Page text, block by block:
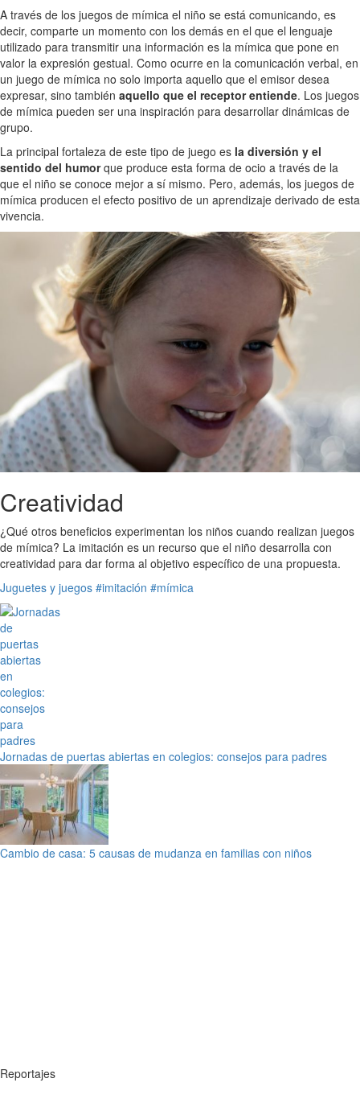
A través de los juegos de mímica el niño se está comunicando, es
decir, comparte un momento con los demás en el que el lenguaje
utilizado para transmitir una información es la mímica que pone en
valor la expresión gestual. Como ocurre en la comunicación verbal, en
un juego de mímica no solo importa aquello que el emisor desea
expresar, sino también aquello que el receptor entiende. Los juegos
de mímica pueden ser una inspiración para desarrollar dinámicas de
grupo.
La principal fortaleza de este tipo de juego es la diversión y el
sentido del humorque produce esta forma de ocio a través de la
que el niño se conoce mejor a sí mismo. Pero, además, los juegos de
mímica producen el efecto positivo de un aprendizaje derivado de esta
vivencia.
Creatividad
¿Qué otros beneficios experimentan los niños cuando realizan juegos
de mímica? La imitación es un recurso que el niño desarrolla con
creatividad para dar forma al objetivo específico de una propuesta.
Juguetes y juegos #imitación #mímica
Jornadas de puertas abiertas en colegios: consejos para padres
Cambio de casa: 5 causas de mudanza en familias con niños
Reportajes